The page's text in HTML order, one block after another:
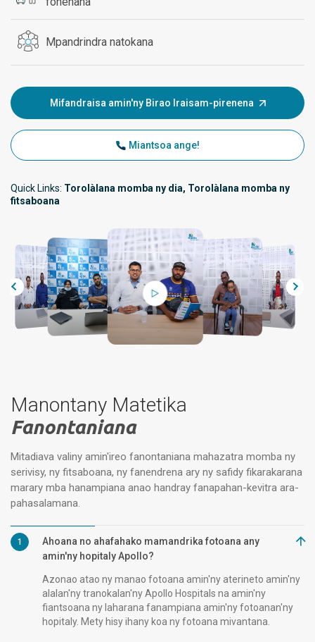
Mpandrindra natokana
Mifandraisa amin'ny Birao Iraisam-pirenena
Miantsoa ange!
Quick Links: Torolàlana momba ny dia, Torolàlana momba ny
fitsaboana
Manontany Matetika
Fanontaniana
Mitadiava valiny amin'ireo fanontaniana mahazatra momba ny
serivisy, ny fitsaboana, ny fanendrena ary ny safidy fikarakarana
marary mba hanampiana anao handray fanapahan-kevitra ara-
pahasalamana.
1
Ahoana no ahafahako mamandrika fotoana any
amin'ny hopitaly Apollo?
Azonao atao ny manao fotoana amin'ny aterineto amin'ny
alalan'ny tranokalan'ny Apollo Hospitals na amin'ny
fiantsoana ny laharana fanampiana amin'ny fotoanan'ny
hopitaly. Mety hisy ihany koa ny fotoana mivantana.